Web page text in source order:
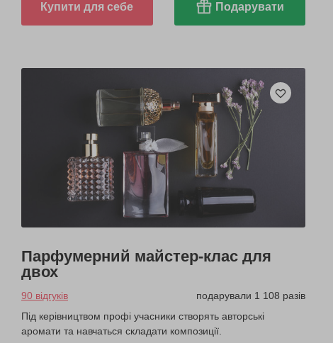
Купити для себе Подарувати
Парфумерний майстер-клас для
двох
90 відгуків
подарували 1 108 разів
Під керівництвом профі учасники створять авторські
аромати та навчаться складати композиції.